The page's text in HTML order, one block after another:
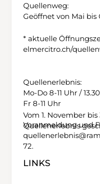
Quellenweg:
Geöffnet von Mai bis
* aktuelle
elmercitro.ch/
Quellenerlebnis:
Mo-Do 8-11 Uhr /
Fr 8-11 Uhr
Voranmeldung und
72.
Vom 1. November
Quellenerlebnis
LINKS